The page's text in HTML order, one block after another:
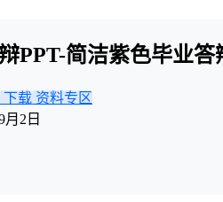
PPT-简洁紫色毕业答
下载 资料专区
月2日